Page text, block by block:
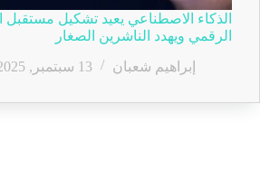
الذكاء الاصطناعي يعيد تشكيل مستقبل
الرقمي ويهدد الناشرين الصغار
إبراهيم شعبان
13 سبتمبر, 2025